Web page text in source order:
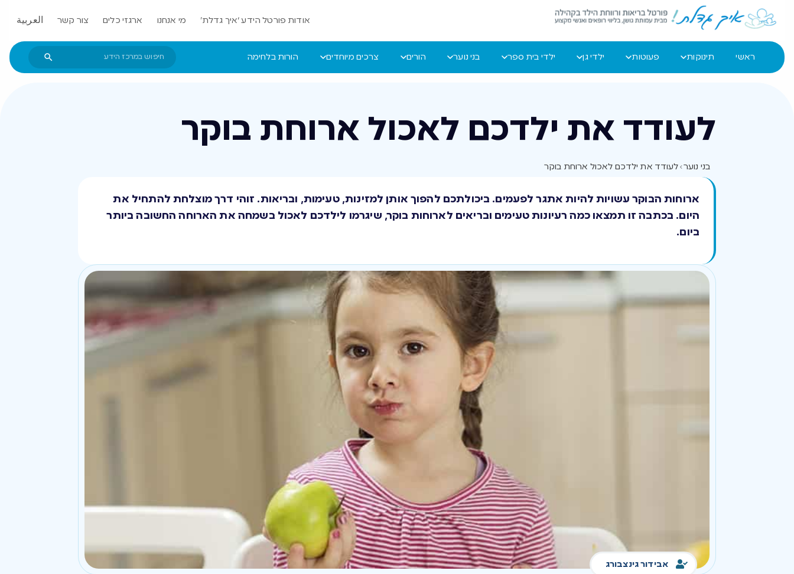
אודות פורטל הידע ‘איך גדלת’ מי אנחנו ארגזי כלים צור קשר العربية
ראשי תינוקות פעוטות ילדי גן ילדי בית ספר בני נוער הורים צרכים מיוחדים הורות בלחימה
לעודד את ילדכם לאכול ארוחת בוקר
בני נוער›לעודד את ילדכם לאכול ארוחת בוקר
ארוחות הבוקר עשויות להיות אתגר לפעמים. ביכולתכם להפוך אותן למזינות, טעימות, ובריאות. זוהי דרך מוצלחת להתחיל את
היום. בכתבה זו תמצאו כמה רעיונות טעימים ובריאים לארוחות בוקר, שיגרמו לילדכם לאכול בשמחה את הארוחה החשובה ביותר
ביום.
אבידור גינצבורג